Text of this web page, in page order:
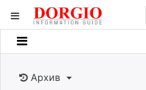
Мэдээллийн
Банк санхүү
Архив